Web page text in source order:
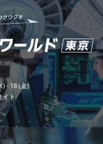
| INTEX Osaka
MARIN MESSE Fukuoka
- 18 (金)
イト